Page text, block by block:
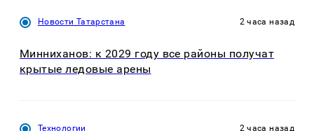
Новости Татарстана 2 часа назад
Минниханов: к 2029 году все районы получат
крытые ледовые арены
Технологии 2 часа назад